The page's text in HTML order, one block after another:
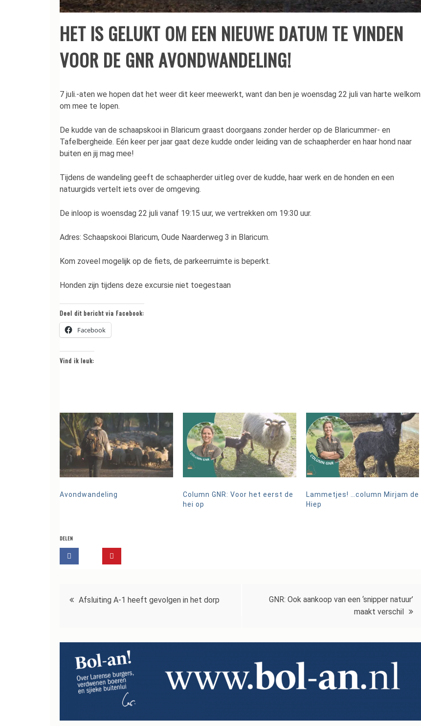
HET IS GELUKT OM EEN NIEUWE DATUM TE VINDEN
VOOR DE GNR AVONDWANDELING!
7 juli.-aten we hopen dat het weer dit keer meewerkt, want dan ben je woensdag 22 juli van harte welkom
om mee te lopen.
De kudde van de schaapskooi in Blaricum graast doorgaans zonder herder op de Blaricummer- en
Tafelbergheide. Eén keer per jaar gaat deze kudde onder leiding van de schaapherder en haar hond naar
buiten en jij mag mee!
Tijdens de wandeling geeft de schaapherder uitleg over de kudde, haar werk en de honden en een
natuurgids vertelt iets over de omgeving.
De inloop is woensdag 22 juli vanaf 19:15 uur, we vertrekken om 19:30 uur.
Adres: Schaapskooi Blaricum, Oude Naarderweg 3 in Blaricum.
Kom zoveel mogelijk op de fiets, de parkeerruimte is beperkt.
Honden zijn tijdens deze excursie niet toegestaan
Deel dit bericht via Facebook:
Facebook
Vind ik leuk:
Avondwandeling
Column GNR: Voor het eerst de
hei op
Lammetjes! …column Mirjam de
Hiep
DELEN
Bericht
Afsluiting A-1 heeft gevolgen in het dorp
GNR: Ook aankoop van een ‘snipper natuur’
maakt verschil